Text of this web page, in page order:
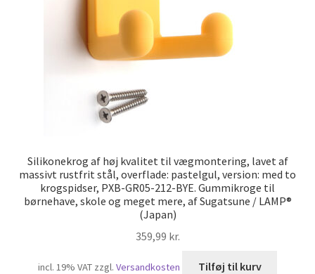
Silikonekrog af høj kvalitet til vægmontering, lavet af
massivt rustfrit stål, overflade: pastelgul, version: med to
krogspidser, PXB-GR05-212-BYE. Gummikroge til
børnehave, skole og meget mere, af Sugatsune / LAMP®
(Japan)
359,99 kr.
incl. 19% VAT zzgl. Versandkosten Tilføj til kurv